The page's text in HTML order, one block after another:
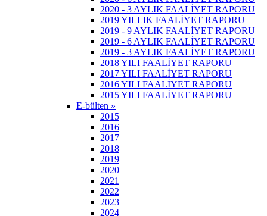
2020 - 3 AYLIK FAALİYET RAPORU
2019 YILLIK FAALİYET RAPORU
2019 - 9 AYLIK FAALİYET RAPORU
2019 - 6 AYLIK FAALİYET RAPORU
2019 - 3 AYLIK FAALİYET RAPORU
2018 YILI FAALİYET RAPORU
2017 YILI FAALİYET RAPORU
2016 YILI FAALİYET RAPORU
2015 YILI FAALİYET RAPORU
E-bülten »
2015
2016
2017
2018
2019
2020
2021
2022
2023
2024